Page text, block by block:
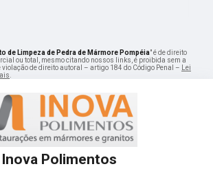
de Limpeza de Pedra de Mármore Pompéia" é de direito
ou total, mesmo citando nossos links, é proibida sem a
de direito autoral – artigo 184 do Código Penal –
Lei
Inova Polimentos